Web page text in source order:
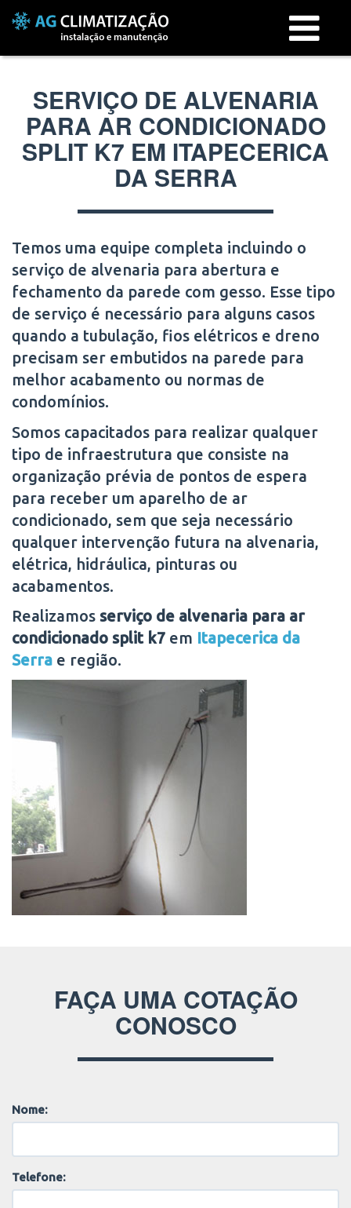
Menu
SERVIÇO DE ALVENARIA
PARA AR CONDICIONADO
SPLIT K7 EM ITAPECERICA
DA SERRA
Temos uma equipe completa incluindo o
serviço de alvenaria para abertura e
fechamento da parede com gesso. Esse tipo
de serviço é necessário para alguns casos
quando a tubulação, fios elétricos e dreno
precisam ser embutidos na parede para
melhor acabamento ou normas de
condomínios.
Somos capacitados para realizar qualquer
tipo de infraestrutura que consiste na
organização prévia de pontos de espera
para receber um aparelho de ar
condicionado, sem que seja necessário
qualquer intervenção futura na alvenaria,
elétrica, hidráulica, pinturas ou
acabamentos.
Realizamos serviço de alvenaria para ar
condicionado split k7 em Itapecerica da
Serra e região.
FAÇA UMA COTAÇÃO
CONOSCO
Nome:
Telefone: